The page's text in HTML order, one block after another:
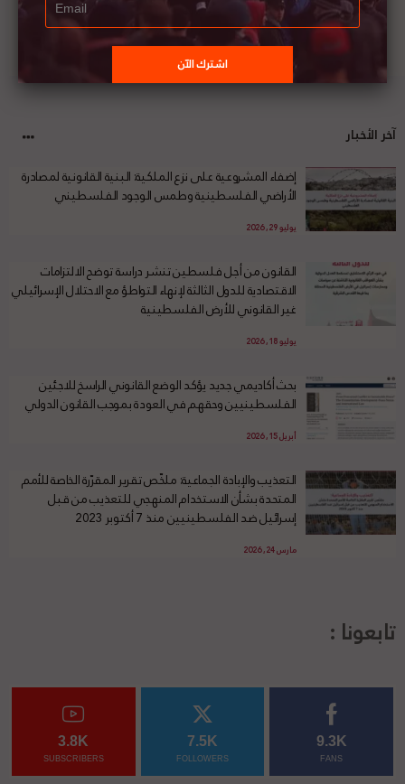
آخر الأخبار
إضفاء المشروعية على نزع الملكية: البنية القانونية لمصادرة
الأراضي الفلسطينية وطمس الوجود الفلسطيني
يوليو 29, 2026
القانون من أجل فلسطين تنشر دراسة توضح الالتزامات
الاقتصادية للدول الثالثة لإنهاء التواطؤ مع الاحتلال الإسرائيلي
غير القانوني للأرض الفلسطينية
يوليو 18, 2026
بحث أكاديمي جديد يؤكد الوضع القانوني الراسخ للاجئين
الفلسطينيين وحقهم في العودة بموجب القانون الدولي
أبريل 15, 2026
التعذيب والإبادة الجماعية: ملخّص تقرير المقرّرة الخاصة للأمم
المتحدة بشأن الاستخدام المنهجي للتعذيب من قبل
إسرائيل ضد الفلسطينيين منذ 7 أكتوبر 2023
مارس 24, 2026
تابعونا :
9.3K
FANS
7.5K
FOLLOWERS
3.8K
SUBSCRIBERS